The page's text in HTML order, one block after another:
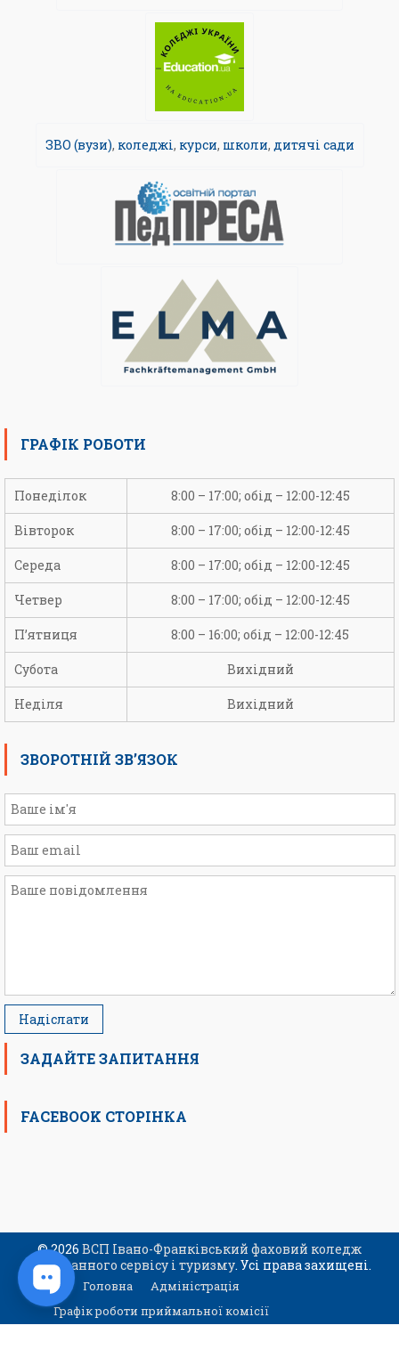
ЗВО (вузи), коледжі, курси, школи, дитячі сади
ГРАФІК РОБОТИ
Понеділок 8:00 – 17:00; обід – 12:00-12:45
Вівторок 8:00 – 17:00; обід – 12:00-12:45
Середа 8:00 – 17:00; обід – 12:00-12:45
Четвер 8:00 – 17:00; обід – 12:00-12:45
П’ятниця 8:00 – 16:00; обід – 12:00-12:45
Субота Вихідний
Неділя Вихідний
ЗВОРОТНІЙ ЗВ’ЯЗОК
ЗАДАЙТЕ ЗАПИТАННЯ
FACEBOOK СТОРІНКА
© 2026 ВСП Івано-Франківський фаховий коледж
ресторанного сервісу і туризму. Усі права захищені.
Головна
Адміністрація
Графік роботи приймальної комісії